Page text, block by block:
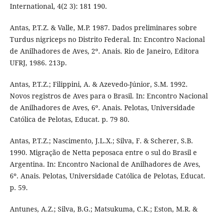
International, 4(2 3): 181 190.
Antas, P.T.Z. & Valle, M.P. 1987. Dados preliminares sobre
Turdus nigriceps no Distrito Federal. In: Encontro Nacional
de Anilhadores de Aves, 2º. Anais. Rio de Janeiro, Editora
UFRJ, 1986. 213p.
Antas, P.T.Z.; Filippini, A. & Azevedo-Júnior, S.M. 1992.
Novos registros de Aves para o Brasil. In: Encontro Nacional
de Anilhadores de Aves, 6º. Anais. Pelotas, Universidade
Católica de Pelotas, Educat. p. 79 80.
Antas, P.T.Z.; Nascimento, J.L.X.; Silva, F. & Scherer, S.B.
1990. Migração de Netta peposaca entre o sul do Brasil e
Argentina. In: Encontro Nacional de Anilhadores de Aves,
6º. Anais. Pelotas, Universidade Católica de Pelotas, Educat.
p. 59.
Antunes, A.Z.; Silva, B.G.; Matsukuma, C.K.; Eston, M.R. &